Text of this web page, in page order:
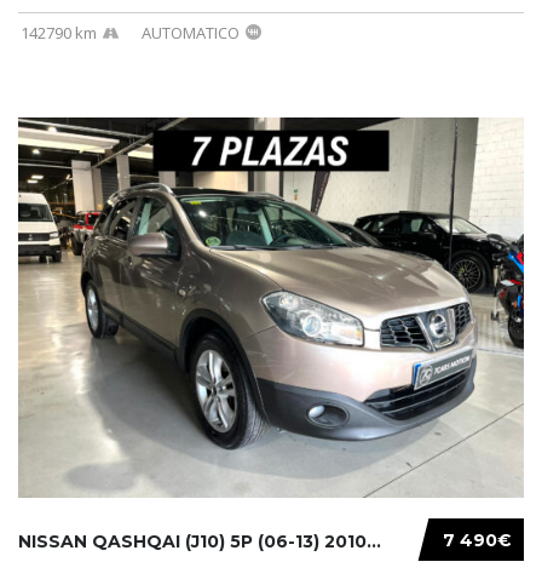
142790 km AUTOMATICO
7 490€
NISSAN QASHQAI (J10) 5P (06-13) 2010...